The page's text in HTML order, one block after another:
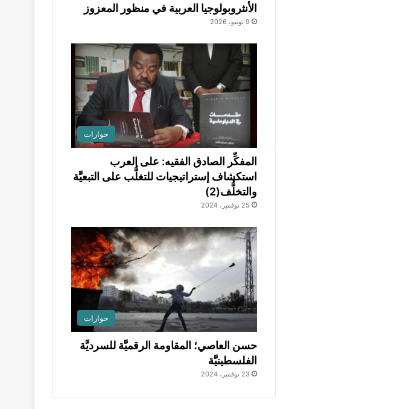
الأنثروبولوجيا العربية في منظور المعزوز
9 يونيو، 2026
حوارات
المفكِّر الصادق الفقيه: على العرب
استكشاف إستراتيجيات للتغلُّب على التبعيَّة
والتخلُّف(2)
25 نوفمبر، 2024
حوارات
حسن العاصي؛ المقاومة الرقميَّة للسرديَّة
الفلسطينيَّة
23 نوفمبر، 2024